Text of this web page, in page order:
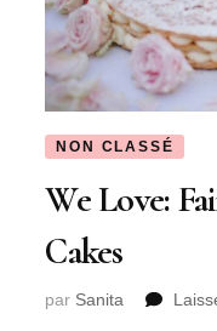
NON CLASSÉ
We Love:
Cakes
par Sanita